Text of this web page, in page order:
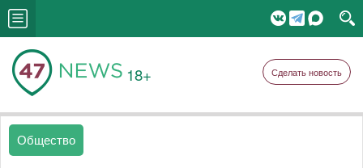
18+ Сделать новость
Общество